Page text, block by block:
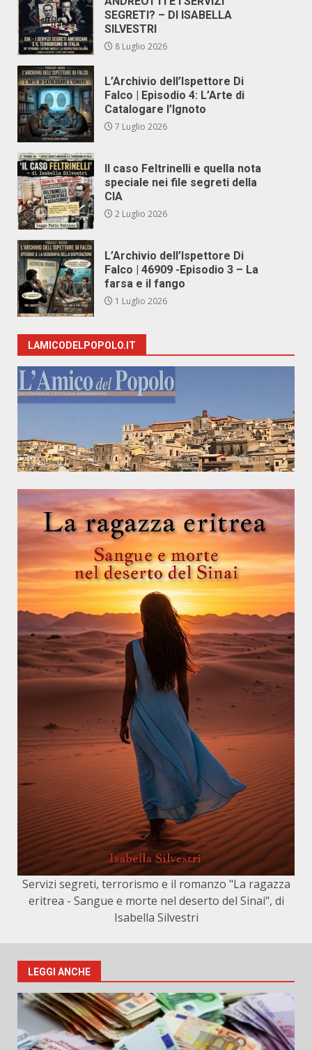
SEGRETI? – DI ISABELLA
SILVESTRI
8 Luglio 2026
L’Archivio dell’Ispettore Di
Falco | Episodio 4: L’Arte di
Catalogare l’Ignoto
7 Luglio 2026
Il caso Feltrinelli e quella nota
speciale nei file segreti della
CIA
2 Luglio 2026
L’Archivio dell’Ispettore Di
Falco | 46909 -Episodio 3 – La
farsa e il fango
1 Luglio 2026
LAMICODELPOPOLO.IT
Servizi segreti, terrorismo e il romanzo "La ragazza
eritrea - Sangue e morte nel deserto del Sinai", di
Isabella Silvestri
LEGGI ANCHE